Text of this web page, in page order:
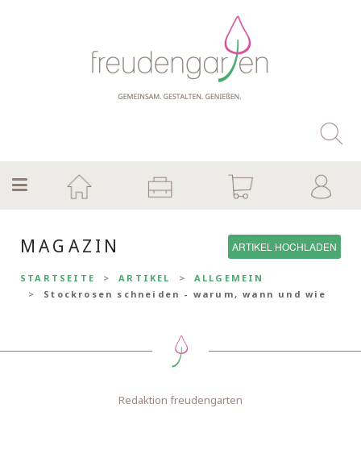
MAGAZIN ARTIKEL HOCHLADEN
STARTSEITE ARTIKEL
ALLGEMEIN
Stockrosen schneiden - warum, wann und wie
Redaktion freudengarten